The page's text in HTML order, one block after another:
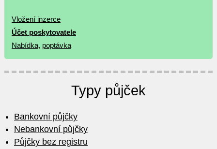
Vložení inzerce
Účet poskytovatele
Nabídka, poptávka
Typy půjček
Bankovní půjčky
Nebankovní půjčky
Půjčky bez registru